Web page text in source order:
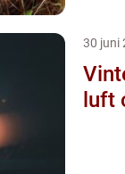
30 juni
Vinterhage
luft